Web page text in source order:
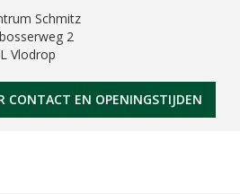
Schmitz
2
Vlodrop
CONTACT EN OPENINGSTIJDEN